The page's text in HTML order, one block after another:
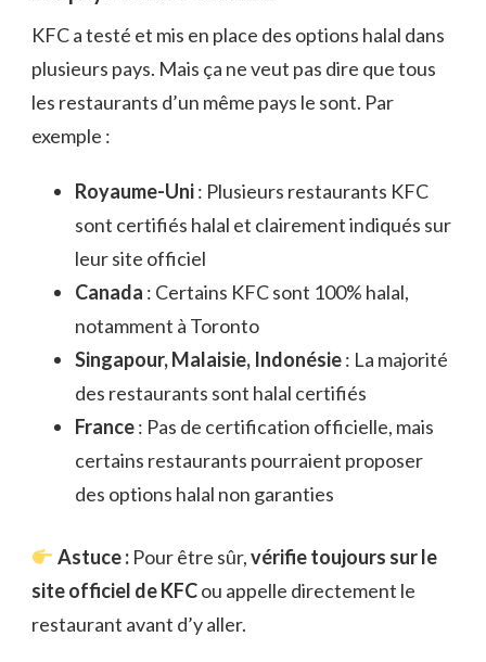
KFC a testé et mis en place des options halal dans
plusieurs pays. Mais ça ne veut pas dire que tous
les restaurants d’un même pays le sont. Par
exemple :
Royaume-Uni: Plusieurs restaurants KFC
sont certifiés halal et clairement indiqués sur
leur site officiel
Canada : Certains KFC sont 100% halal,
notamment à Toronto
Singapour, Malaisie, Indonésie: La majorité
des restaurants sont halal certifiés
France: Pas de certification officielle, mais
certains restaurants pourraient proposer
des options halal non garanties
Astuce :Pour être sûr,vérifie toujours sur le
site officiel de KFCou appelle directement le
restaurant avant d’y aller.